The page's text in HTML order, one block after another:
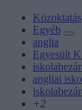
Közoktatás
Egyéb
anglia
Egyesült
angliai
+2